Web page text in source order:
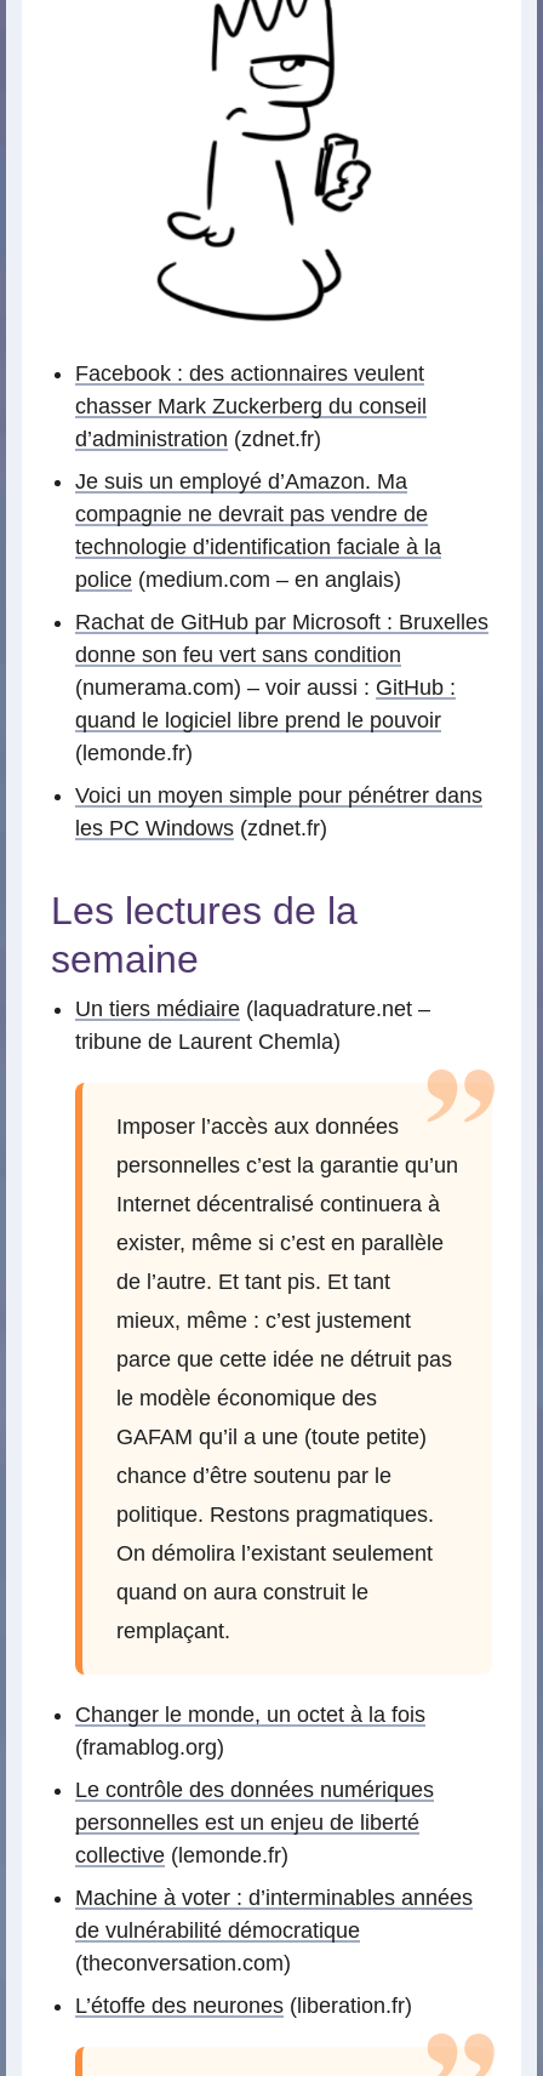
Facebook : des actionnaires veulent
chasser Mark Zuckerberg du conseil
d’administration (zdnet.fr)
Je suis un employé d’Amazon. Ma
compagnie ne devrait pas vendre de
technologie d’identification faciale à la
police (medium.com – en anglais)
Rachat de GitHub par Microsoft : Bruxelles
donne son feu vert sans condition
(numerama.com) – voir aussi : GitHub :
quand le logiciel libre prend le pouvoir
(lemonde.fr)
Voici un moyen simple pour pénétrer dans
les PC Windows (zdnet.fr)
Les lectures de la
semaine
Un tiers médiaire (laquadrature.net –
tribune de Laurent Chemla)
Imposer l’accès aux données
personnelles c’est la garantie qu’un
Internet décentralisé continuera à
exister, même si c’est en parallèle
de l’autre. Et tant pis. Et tant
mieux, même : c’est justement
parce que cette idée ne détruit pas
le modèle économique des
GAFAM qu’il a une (toute petite)
chance d’être soutenu par le
politique. Restons pragmatiques.
On démolira l’existant seulement
quand on aura construit le
remplaçant.
Changer le monde, un octet à la fois
(framablog.org)
Le contrôle des données numériques
personnelles est un enjeu de liberté
collective (lemonde.fr)
Machine à voter : d’interminables années
de vulnérabilité démocratique
(theconversation.com)
L’étoffe des neurones (liberation.fr)